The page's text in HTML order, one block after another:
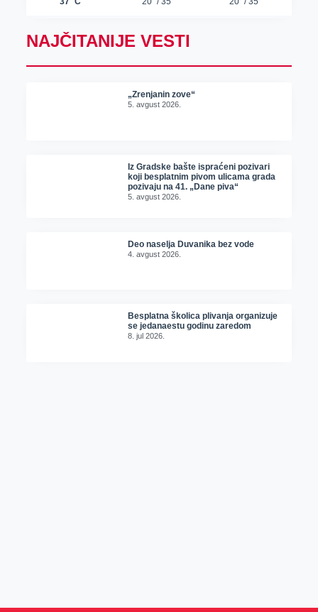
NAJČITANIJE VESTI
„Zrenjanin zove“
5. avgust 2026.
Iz Gradske bašte ispraćeni pozivari
koji besplatnim pivom ulicama grada
pozivaju na 41. „Dane piva“
5. avgust 2026.
Deo naselja Duvanika bez vode
4. avgust 2026.
Besplatna školica plivanja organizuje
se jedanaestu godinu zaredom
8. jul 2026.